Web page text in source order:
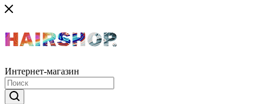
Интернет-магазин